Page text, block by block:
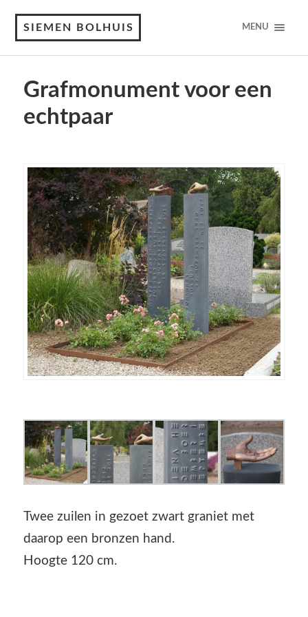
SIEMEN BOLHUIS MENU
Grafmonument voor een
echtpaar
Twee zuilen in gezoet zwart graniet met
daarop een bronzen hand.
Hoogte 120 cm.